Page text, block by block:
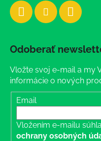
Odoberať
Vložte svoj e-mail a my
informácie o nových
Email
Vložením e-mailu
ochrany osobných